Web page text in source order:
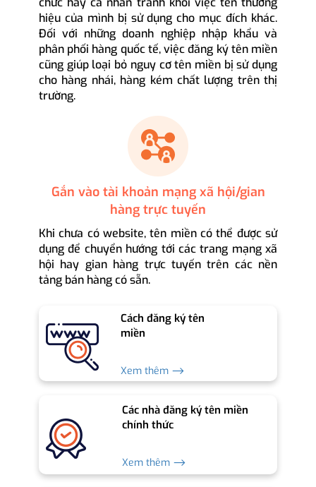
hiệu của mình bị sử dụng cho mục đích khác.
Đối với những doanh nghiệp nhập khẩu và
phân phối hàng quốc tế, việc đăng ký tên miền
cũng giúp loại bỏ nguy cơ tên miền bị sử dụng
cho hàng nhái, hàng kém chất lượng trên thị
trường.
Gắn vào tài khoản mạng xã hội/gian
hàng trực tuyến
Khi chưa có website, tên miền có thể được sử
dụng để chuyển hướng tới các trang mạng xã
hội hay gian hàng trực tuyến trên các nền
tảng bán hàng có sẵn.
Cách đăng ký tên
miền
Xem thêm ⟶
Các nhà đăng ký tên miền
chính thức
Xem thêm ⟶